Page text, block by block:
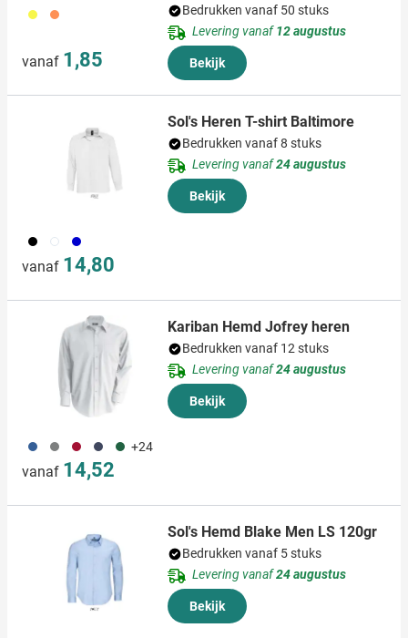
006 007
vanaf 1,85
Bedrukken vanaf 50 stuks
Levering vanaf12 augustus
Bekijk
001 002 037
vanaf 14,80
Sol's Heren T-shirt Baltimore
Bedrukken vanaf 8 stuks
Levering vanaf24 augustus
Bekijk
493 032 494 396 374 +24
vanaf 14,52
Kariban Hemd Jofrey heren
Bedrukken vanaf 12 stuks
Levering vanaf24 augustus
Bekijk
Sol's Hemd Blake Men LS 120gr
Bedrukken vanaf 5 stuks
Levering vanaf24 augustus
Bekijk